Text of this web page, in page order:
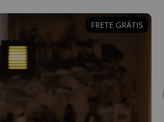
FRETE GRÁTIS